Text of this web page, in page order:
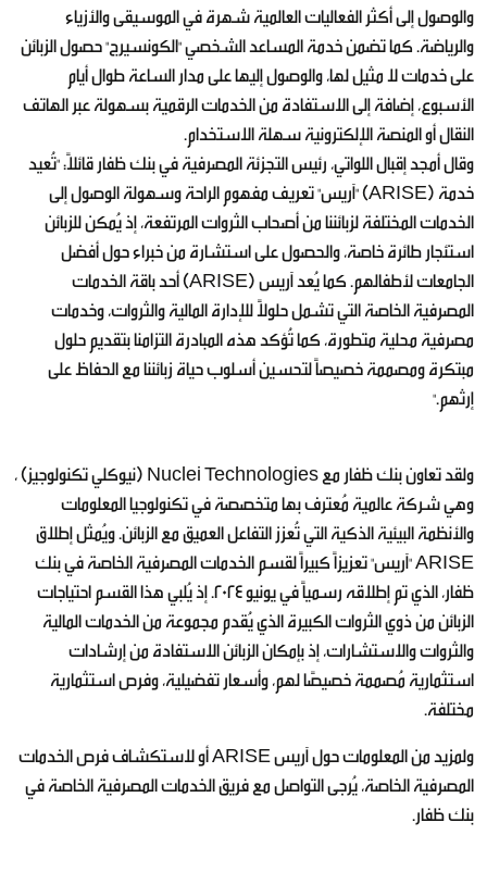
والوصول إلى أكثر الفعاليات العالمية شهرة في الموسيقى والأزياء
والرياضة. كما تضمن خدمة المساعد الشخصي "الكونسيرج" حصول الزبائن
على خدمات لا مثيل لها، والوصول إليها على مدار الساعة طوال أيام
الأسبوع، إضافة إلى الاستفادة من الخدمات الرقمية بسهولة عبر الهاتف
النقال أو المنصة الإلكترونية سهلة الاستخدام.
وقال أمجد إقبال اللواتي، رئيس التجزئة المصرفية في بنك ظفار قائلاً: "تُعيد
خدمة (ARISE) "آريس" تعريف مفهوم الراحة وسهولة الوصول إلى
الخدمات المختلفة لزبائننا من أصحاب الثروات المرتفعة، إذ يُمكن للزبائن
استئجار طائرة خاصة، والحصول على استشارة من خبراء حول أفضل
الجامعات لأطفالهم. كما يُعد آريس (ARISE) أحد باقة الخدمات
المصرفية الخاصة التي تشمل حلولاً للإدارة المالية والثروات، وخدمات
مصرفية محلية متطورة، كما تُؤكد هذه المبادرة التزامنا بتقديم حلول
مبتكرة ومصممة خصيصاً لتحسين أسلوب حياة زبائننا مع الحفاظ على
إرثهم."
ولقد تعاون بنك ظفار مع Nuclei Technologies (نيوكلي تكنولوجيز) ،
وهي شركة عالمية مُعترف بها متخصصة في تكنولوجيا المعلومات
والأنظمة البيئية الذكية التي تُعزز التفاعل العميق مع الزبائن. ويُمثل إطلاق
ARISE "آريس" تعزيزاً كبيراً لقسم الخدمات المصرفية الخاصة في بنك
ظفار، الذي تم إطلاقه رسمياً في يونيو 2024. إذ يُلبي هذا القسم احتياجات
الزبائن من ذوي الثروات الكبيرة الذي يُقدم مجموعة من الخدمات المالية
والثروات والاستشارات، إذ بإمكان الزبائن الاستفادة من إرشادات
استثمارية مُصممة خصيصًا لهم، وأسعار تفضيلية، وفرص استثمارية
مختلفة.
ولمزيد من المعلومات حول آريس ARISE أو لاستكشاف فرص الخدمات
المصرفية الخاصة، يُرجى التواصل مع فريق الخدمات المصرفية الخاصة في
بنك ظفار.